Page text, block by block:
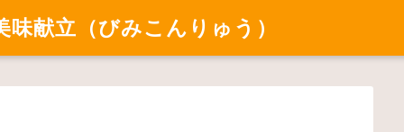
献立（びみこんりゅう）